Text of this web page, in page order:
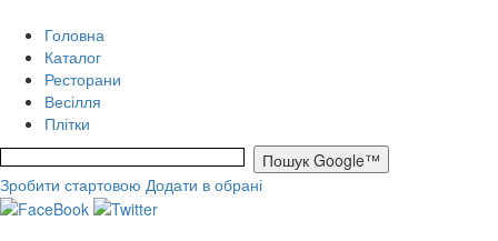
Головна
Каталог
Ресторани
Весілля
Плітки
Зробити стартовою Додати в обрані